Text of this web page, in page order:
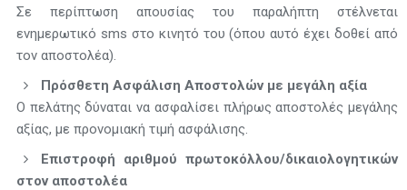
Σε περίπτωση απουσίας του παραλήπτη στέλνεται
ενημερωτικό sms στο κινητό του (όπου αυτό έχει δοθεί από
τον αποστολέα).
Πρόσθετη Ασφάλιση Αποστολών με μεγάλη αξία
Ο πελάτης δύναται να ασφαλίσει πλήρως αποστολές μεγάλης
αξίας, με προνομιακή τιμή ασφάλισης.
Επιστροφή αριθμού πρωτοκόλλου/δικαιολογητικών
στον αποστολέα